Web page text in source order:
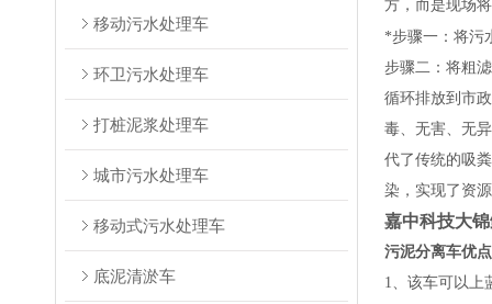
移动污水处理车
环卫污水处理车
打桩泥浆处理车
城市污水处理车
移动式污水处理车
底泥清淤车
方，而是现场
*步骤一：将污
步骤二：将粗
循环排放到市
毒、无害、无
代了传统的吸
染，实现了资
嘉中科技大
污泥分离车优
1、该车可以上